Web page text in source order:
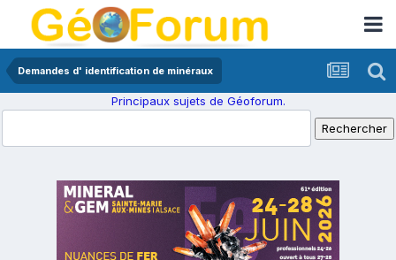
Demandes d' identification de minéraux
Principaux sujets de Géoforum.